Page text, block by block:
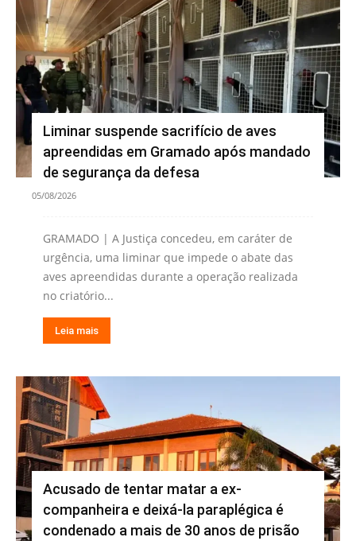
Liminar suspende sacrifício de aves
apreendidas em Gramado após mandado
de segurança da defesa
05/08/2026
GRAMADO | A Justiça concedeu, em caráter de
urgência, uma liminar que impede o abate das
aves apreendidas durante a operação realizada
no criatório...
Leia mais
Acusado de tentar matar a ex-
companheira e deixá-la paraplégica é
condenado a mais de 30 anos de prisão